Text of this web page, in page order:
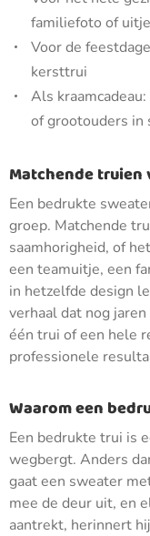
familiefoto of uitje
Voor de
kersttrui
Als
of grootouders in
Matchende truien
Een bedrukte
groep. Matchende
saamhorigheid, of
een teamuitje, een
in hetzelfde design
verhaal dat nog
één trui of een hele
professionele
Waarom een
Een bedrukte trui is
wegbergt. Anders
gaat een sweater
mee de deur uit, en
aantrekt, herinnert